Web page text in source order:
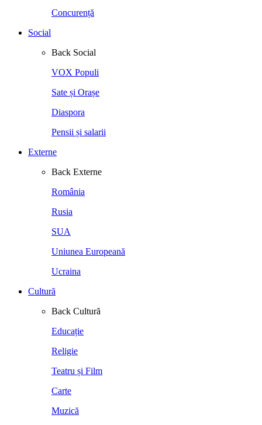
Concurență
Social
Back Social
VOX Populi
Sate și Orașe
Diaspora
Pensii și salarii
Externe
Back Externe
România
Rusia
SUA
Uniunea Europeană
Ucraina
Cultură
Back Cultură
Educație
Religie
Teatru și Film
Carte
Muzică